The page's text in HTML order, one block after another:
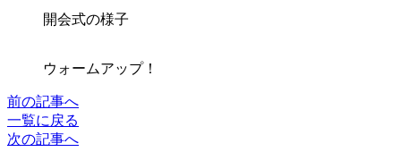
開会式の様子
ウォームアップ！
前の記事へ
一覧に戻る
次の記事へ